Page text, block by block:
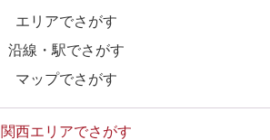
エリアでさがす
沿線・駅でさがす
マップでさがす
関西エリアでさがす